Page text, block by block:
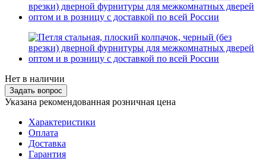
Нет в наличии
Задать вопрос
Указана рекомендованная розничная цена
Характеристики
Оплата
Доставка
Гарантия